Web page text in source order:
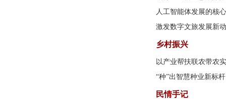
人工智能体发展的核
激发数字文旅发展新
乡村振兴
以产业帮扶联农带农
“种”出智慧种业新标杆
民情手记